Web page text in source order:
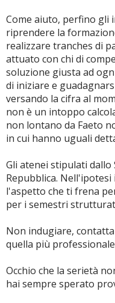
Come aiuto, perfino gli
riprendere la
realizzare tranches di
attuato con chi di
soluzione giusta ad
di iniziare e
versando la cifra al
non è un intoppo
non lontano da Faeto
in cui hanno uguali
Gli atenei stipulati dallo
Repubblica.
l'aspetto che ti frena
per i semestri
Non indugiare,
quella più
Occhio che la serietà
hai sempre sperato